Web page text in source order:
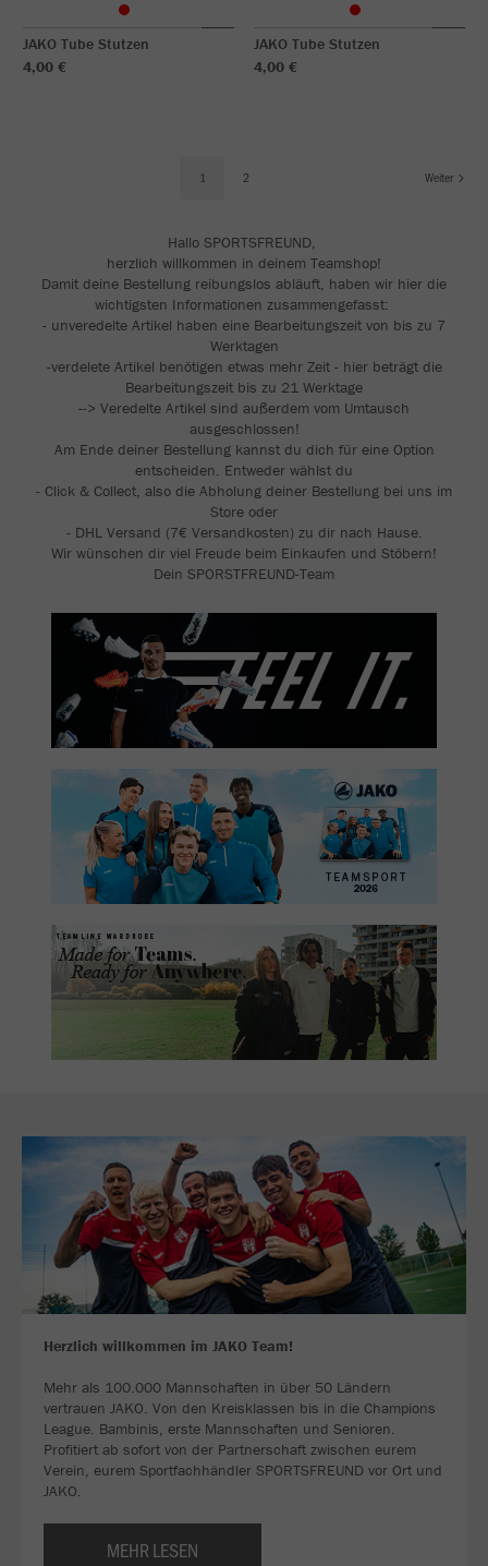
JAKO Tube Stutzen
4,00 €
JAKO Tube Stutzen
4,00 €
1 2 Weiter
Hallo SPORTSFREUND,
herzlich willkommen in deinem Teamshop!
Damit deine Bestellung reibungslos abläuft, haben wir hier die
wichtigsten Informationen zusammengefasst:
- unveredelte Artikel haben eine Bearbeitungszeit von bis zu 7
Werktagen
-verdelete Artikel benötigen etwas mehr Zeit - hier beträgt die
Bearbeitungszeit bis zu 21 Werktage
--> Veredelte Artikel sind außerdem vom Umtausch
ausgeschlossen!
Am Ende deiner Bestellung kannst du dich für eine Option
entscheiden. Entweder wählst du
- Click & Collect, also die Abholung deiner Bestellung bei uns im
Store oder
- DHL Versand (7€ Versandkosten) zu dir nach Hause.
Wir wünschen dir viel Freude beim Einkaufen und Stöbern!
Dein SPORSTFREUND-Team
Herzlich willkommen im JAKO Team!
Mehr als 100.000 Mannschaften in über 50 Ländern
vertrauen JAKO. Von den Kreisklassen bis in die Champions
League. Bambinis, erste Mannschaften und Senioren.
Profitiert ab sofort von der Partnerschaft zwischen eurem
Verein, eurem Sportfachhändler SPORTSFREUND vor Ort und
JAKO.
MEHR LESEN